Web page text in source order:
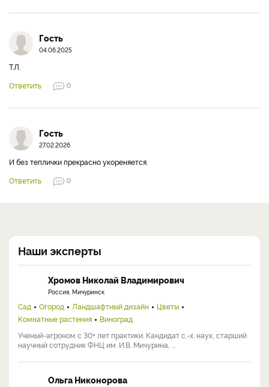
Гость
04.06.2025
Т.Л.
Ответить
0
Гость
27.02.2026
И без теплички прекрасно укореняется.
Ответить
0
Наши эксперты
Хромов Николай Владимирович
Россия, Мичуринск
Сад Огород Ландшафтный дизайн
Цветы
Комнатные растения
Виноград
Ученый-агроном с 30+ лет практики. Кандидат с.-х. наук, старший
научный сотрудник ФНЦ им. И.В. Мичурина, ...
Ольга Никонорова